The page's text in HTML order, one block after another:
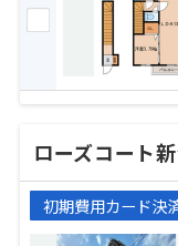
ローズコート
初期費用カード決